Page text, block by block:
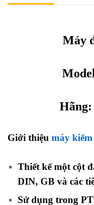
Máy
Giới thiệu máy
Thiết kế một cột
DIN, GB và các
Sử dụng trong